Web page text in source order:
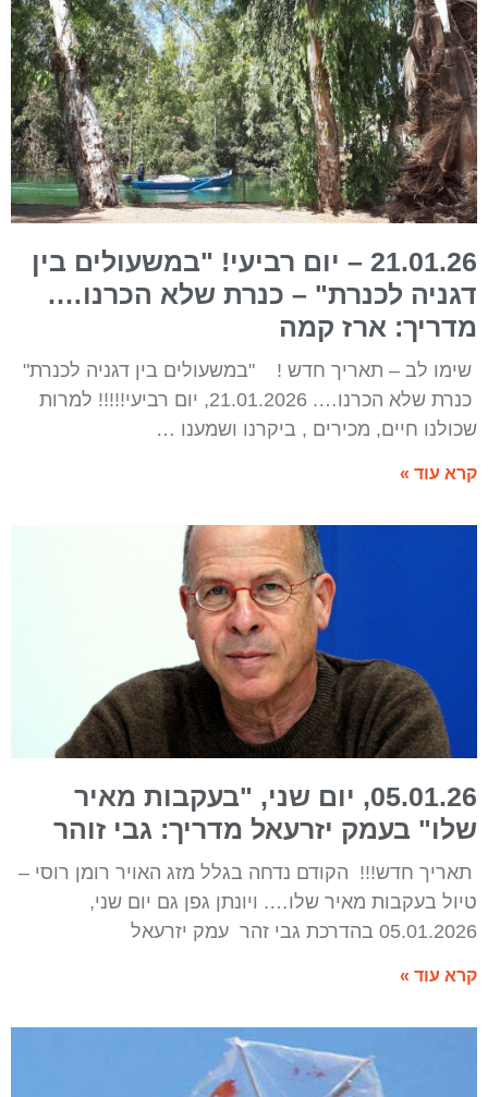
21.01.26 – יום רביעי! "במשעולים בין
דגניה לכנרת" – כנרת שלא הכרנו….
מדריך: ארז קמה
שימו לב – תאריך חדש ! "במשעולים בין דגניה לכנרת"
כנרת שלא הכרנו…. 21.01.2026, יום רביעי!!!!! למרות
שכולנו חיים, מכירים , ביקרנו ושמענו …
קרא עוד »
05.01.26, יום שני, "בעקבות מאיר
שלו" בעמק יזרעאל מדריך: גבי זוהר
תאריך חדש!!! הקודם נדחה בגלל מזג האויר רומן רוסי –
טיול בעקבות מאיר שלו…. ויונתן גפן גם יום שני,
05.01.2026 בהדרכת גבי זהר עמק יזרעאל
קרא עוד »